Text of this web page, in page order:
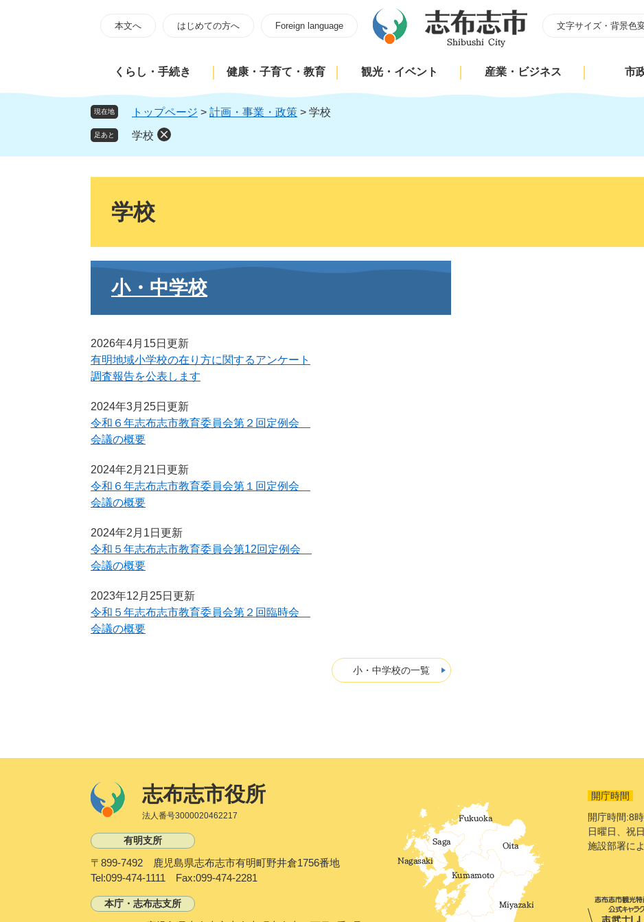
頭
飛
本
本文へ はじめての方へ Foreign language 文字サイズ・背景色
くらし・手続き 健康・子育て・教育 観光・イベント 産業・ビジネス 市
現在地 トップページ > 計画・事業・政策 > 学校
足あと 学校
学校
小・中学校
2026年4月15日更新
有明地域小学校の在り方に関するアンケート
調査報告を公表します
2024年3月25日更新
令和６年志布志市教育委員会第２回定例会
会議の概要
2024年2月21日更新
令和６年志布志市教育委員会第１回定例会
会議の概要
2024年2月1日更新
令和５年志布志市教育委員会第12回定例会
会議の概要
2023年12月25日更新
令和５年志布志市教育委員会第２回臨時会
会議の概要
小・中学校の一覧
志布志市役所
法人番号3000020462217
有明支所
〒899-7492 鹿児島県志布志市有明町野井倉1756番地
Tel:099-474-1111 Fax:099-474-2281
本庁・志布志支所
開庁時間
開庁時間:8
日曜日、祝
施設部署に